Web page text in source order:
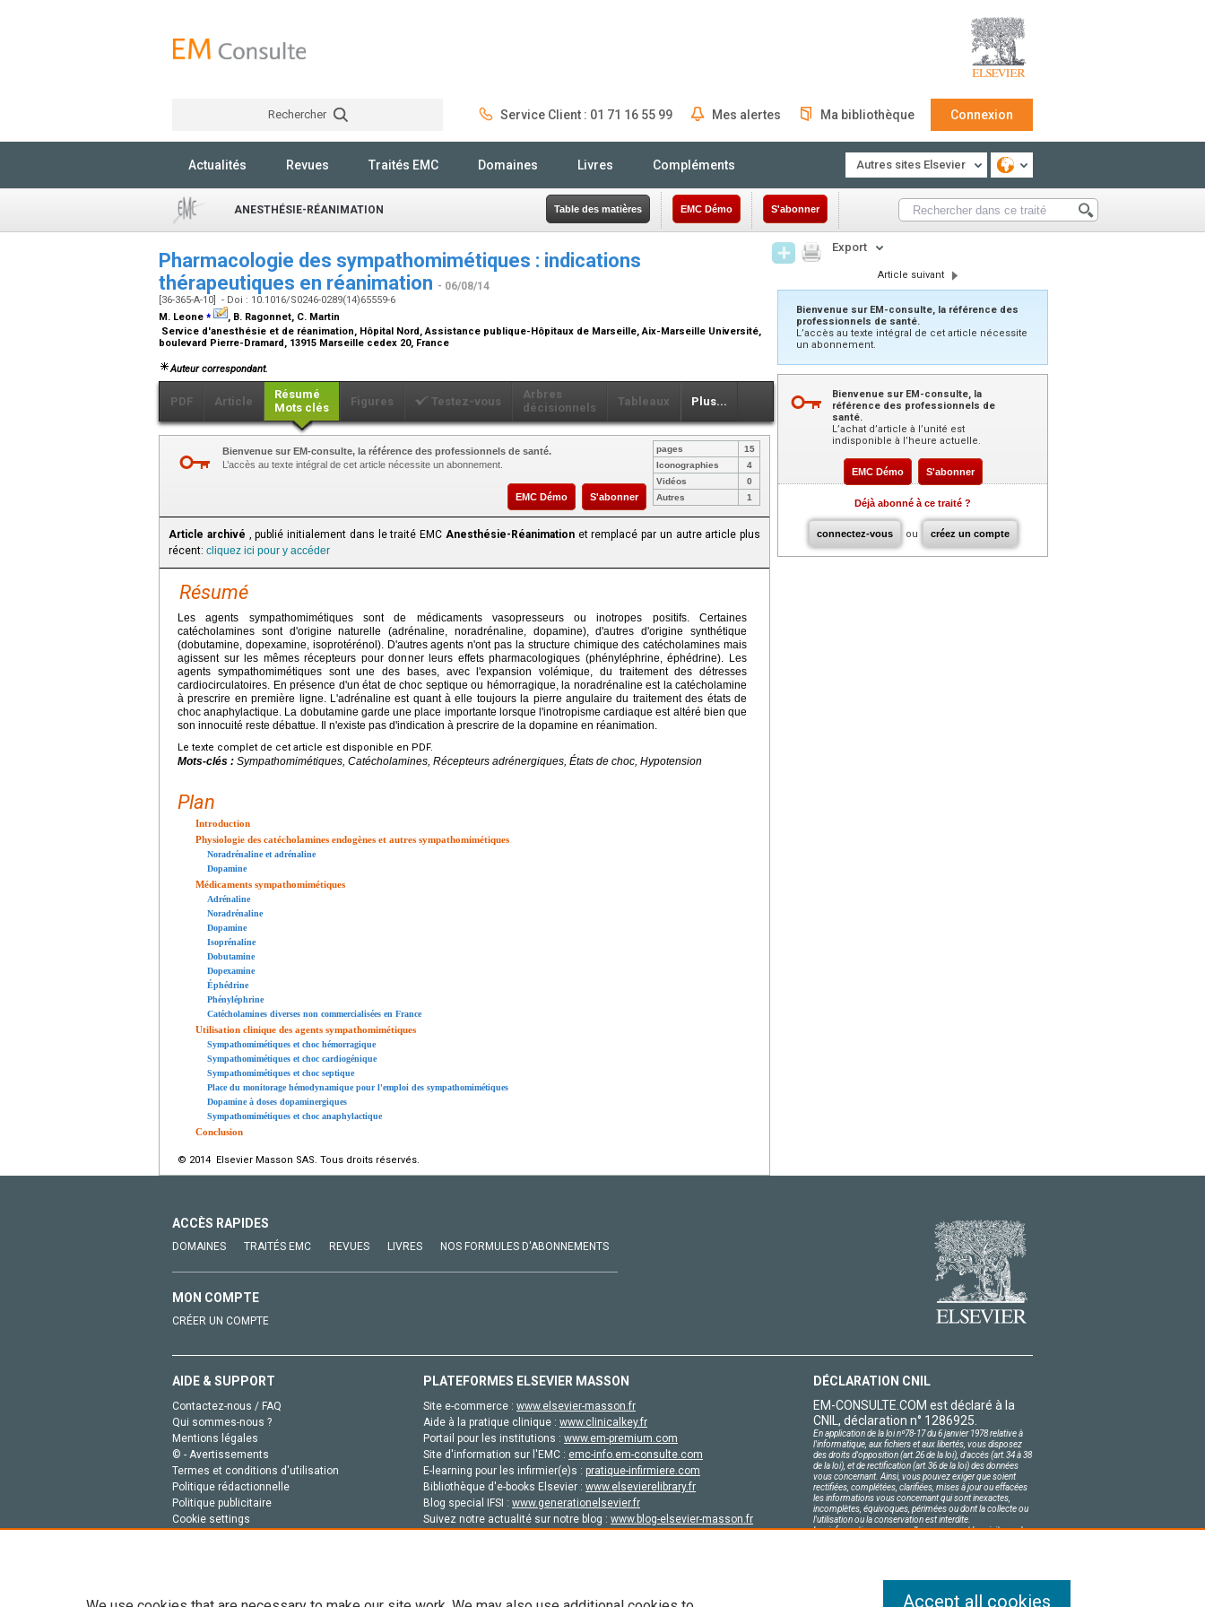
Rechercher Service Client : 01 71 16 55 99 Mes alertes Ma bibliothèque Connexion
Actualités Revues Traités EMC Domaines Livres Compléments Autres sites Elsevier
ANESTHÉSIE-RÉANIMATION Table des matières EMC Démo S'abonner
Pharmacologie des sympathomimétiques : indications
thérapeutiques en réanimation - 06/08/14
[36-365-A-10] - Doi : 10.1016/S0246-0289(14)65559-6
M. Leone ⁎
, B. Ragonnet, C. Martin
Service d'anesthésie et de réanimation, Hôpital Nord, Assistance publique-Hôpitaux de Marseille, Aix-Marseille Université,
boulevard Pierre-Dramard, 13915 Marseille cedex 20, France
Auteur correspondant.
PDF Article
Résumé
Mots clés
Figures Testez-vous
Arbres
décisionnels
Tableaux Plus...
Bienvenue sur EM-consulte, la référence des professionnels de santé.
L’accès au texte intégral de cet article nécessite un abonnement.
EMC Démo S'abonner
pages
15
Iconographies
4
Vidéos
0
Autres
1
Article archivé , publié initialement dans le traité EMC Anesthésie-Réanimationet remplacé par un autre article plus
récent: cliquez ici pour y accéder
Résumé
Les agents sympathomimétiques sont de médicaments vasopresseurs ou inotropes positifs. Certaines
catécholamines sont d'origine naturelle (adrénaline, noradrénaline, dopamine), d'autres d'origine synthétique
(dobutamine, dopexamine, isoprotérénol). D'autres agents n'ont pas la structure chimique des catécholamines mais
agissent sur les mêmes récepteurs pour donner leurs effets pharmacologiques (phényléphrine, éphédrine). Les
agents sympathomimétiques sont une des bases, avec l'expansion volémique, du traitement des détresses
cardiocirculatoires. En présence d'un état de choc septique ou hémorragique, la noradrénaline est la catécholamine
à prescrire en première ligne. L'adrénaline est quant à elle toujours la pierre angulaire du traitement des états de
choc anaphylactique. La dobutamine garde une place importante lorsque l'inotropisme cardiaque est altéré bien que
son innocuité reste débattue. Il n'existe pas d'indication à prescrire de la dopamine en réanimation.
Le texte complet de cet article est disponible en PDF.
Mots-clés : Sympathomimétiques, Catécholamines, Récepteurs adrénergiques, États de choc, Hypotension
Plan
Introduction
Physiologie des catécholamines endogènes et autres sympathomimétiques
Noradrénaline et adrénaline
Dopamine
Médicaments sympathomimétiques
Adrénaline
Noradrénaline
Dopamine
Isoprénaline
Dobutamine
Dopexamine
Éphédrine
Phényléphrine
Catécholamines diverses non commercialisées en France
Utilisation clinique des agents sympathomimétiques
Sympathomimétiques et choc hémorragique
Sympathomimétiques et choc cardiogénique
Sympathomimétiques et choc septique
Place du monitorage hémodynamique pour l'emploi des sympathomimétiques
Dopamine à doses dopaminergiques
Sympathomimétiques et choc anaphylactique
Conclusion
© 2014 Elsevier Masson SAS. Tous droits réservés.
Export
Article suivant
Bienvenue sur EM-consulte, la référence des
professionnels de santé.
L’accès au texte intégral de cet article nécessite
un abonnement.
Bienvenue sur EM-consulte, la
référence des professionnels de
santé.
L’achat d’article à l’unité est
indisponible à l’heure actuelle.
EMC Démo S'abonner
Déjà abonné à ce traité ?
connectez-vous ou créez un compte
ACCÈS RAPIDES
DOMAINES TRAITÉS EMC REVUES LIVRES NOS FORMULES D'ABONNEMENTS
MON COMPTE
CRÉER UN COMPTE
AIDE & SUPPORT
Contactez-nous / FAQ
Qui sommes-nous ?
Mentions légales
© - Avertissements
Termes et conditions d'utilisation
Politique rédactionnelle
Politique publicitaire
Cookie settings
PLATEFORMES ELSEVIER MASSON
Site e-commerce : www.elsevier-masson.fr
Aide à la pratique clinique : www.clinicalkey.fr
Portail pour les institutions : www.em-premium.com
Site d'information sur l'EMC : emc-info.em-consulte.com
E-learning pour les infirmier(e)s : pratique-infirmiere.com
Bibliothèque d'e-books Elsevier : www.elsevierelibrary.fr
Blog special IFSI : www.generationelsevier.fr
Suivez notre actualité sur notre blog : www.blog-elsevier-masson.fr
DÉCLARATION CNIL
EM-CONSULTE.COM est déclaré à la
CNIL, déclaration n° 1286925.
En application de la loi nº78-17 du 6 janvier 1978 relative à
l'informatique, aux fichiers et aux libertés, vous disposez
des droits d'opposition (art.26 de la loi), d'accès (art.34 à 38
de la loi), et de rectification (art.36 de la loi) des données
vous concernant. Ainsi, vous pouvez exiger que soient
rectifiées, complétées, clarifiées, mises à jour ou effacées
les informations vous concernant qui sont inexactes,
incomplètes, équivoques, périmées ou dont la collecte ou
l'utilisation ou la conservation est interdite.
Les informations personnelles concernant les visiteurs de
Accept all cookies